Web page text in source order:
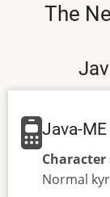
The
Java-ME
Character
Normal